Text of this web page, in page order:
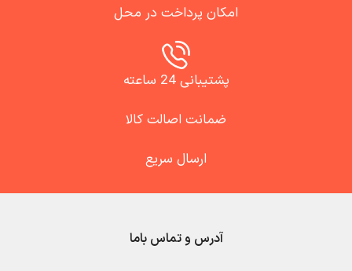
امکان پرداخت در محل
پشتیبانی 24 ساعته
ضمانت اصالت کالا
ارسال سریع
آدرس و تماس باما